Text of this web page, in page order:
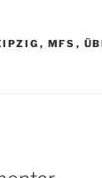
, MFS ,